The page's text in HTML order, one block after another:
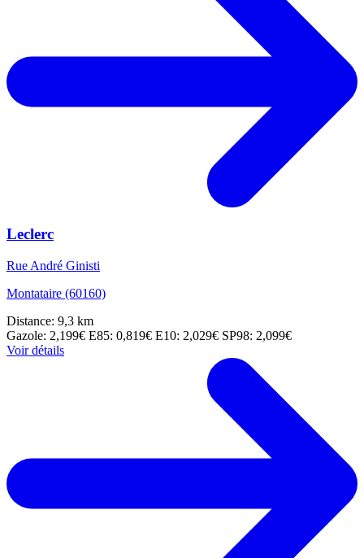
Leclerc
Rue André Ginisti
Montataire (60160)
Distance: 9,3 km
Gazole: 2,199€ E85: 0,819€ E10: 2,029€ SP98: 2,099€
Voir détails